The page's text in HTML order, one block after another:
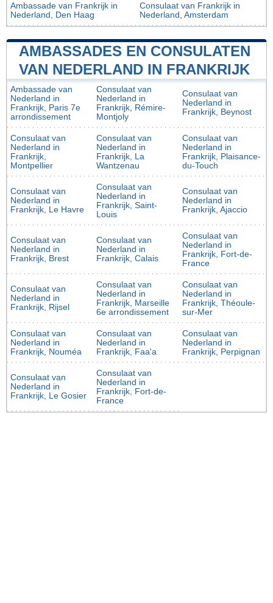
Ambassade van Frankrijk in
Nederland, Den Haag
Consulaat van Frankrijk in
Nederland, Amsterdam
AMBASSADES EN CONSULATEN
VAN NEDERLAND IN FRANKRIJK
Ambassade van
Nederland in
Frankrijk, Paris 7e
arrondissement
Consulaat van
Nederland in
Frankrijk, Rémire-
Montjoly
Consulaat van
Nederland in
Frankrijk, Beynost
Consulaat van
Nederland in
Frankrijk,
Montpellier
Consulaat van
Nederland in
Frankrijk, La
Wantzenau
Consulaat van
Nederland in
Frankrijk, Plaisance-
du-Touch
Consulaat van
Nederland in
Frankrijk, Le Havre
Consulaat van
Nederland in
Frankrijk, Saint-
Louis
Consulaat van
Nederland in
Frankrijk, Ajaccio
Consulaat van
Nederland in
Frankrijk, Brest
Consulaat van
Nederland in
Frankrijk, Calais
Consulaat van
Nederland in
Frankrijk, Fort-de-
France
Consulaat van
Nederland in
Frankrijk, Rijsel
Consulaat van
Nederland in
Frankrijk, Marseille
6e arrondissement
Consulaat van
Nederland in
Frankrijk, Théoule-
sur-Mer
Consulaat van
Nederland in
Frankrijk, Nouméa
Consulaat van
Nederland in
Frankrijk, Faa'a
Consulaat van
Nederland in
Frankrijk, Perpignan
Consulaat van
Nederland in
Frankrijk, Le Gosier
Consulaat van
Nederland in
Frankrijk, Fort-de-
France